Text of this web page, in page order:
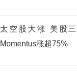
太空股大涨 美股
Momentus涨超75%